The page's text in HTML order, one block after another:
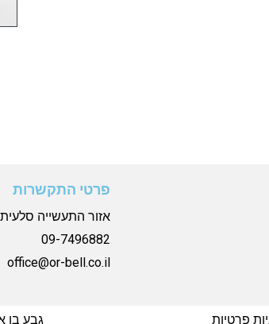
פרטי התקשרות
אזור התעשייה סלעית
09-7496882
office@or-bell.co.il
פרטיות גבע בן